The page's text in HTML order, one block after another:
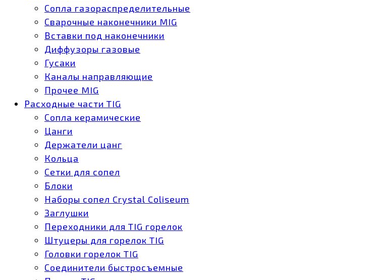
Сопла газораспределительные
Сварочные наконечники MIG
Вставки под наконечники
Диффузоры газовые
Гусаки
Каналы направляющие
Прочее MIG
Расходные части TIG
Сопла керамические
Цанги
Держатели цанг
Кольца
Сетки для сопел
Блоки
Наборы сопел Crystal Coliseum
Заглушки
Переходники для TIG горелок
Штуцеры для горелок TIG
Головки горелок TIG
Соединители быстросъемные